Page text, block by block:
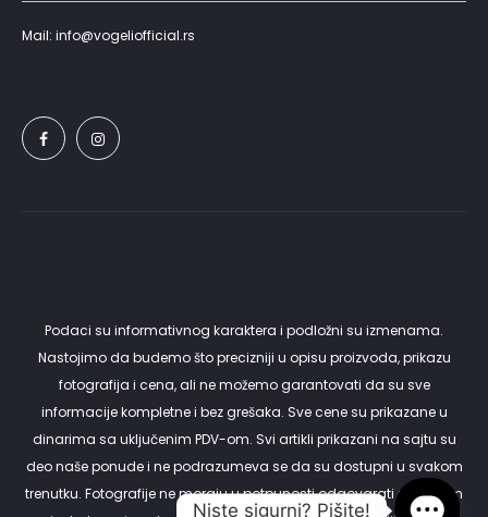
Mail: info@vogeliofficial.rs
Podaci su informativnog karaktera i podložni su izmenama.
Nastojimo da budemo što precizniji u opisu proizvoda, prikazu
fotografija i cena, ali ne možemo garantovati da su sve
informacije kompletne i bez grešaka. Sve cene su prikazane u
dinarima sa uključenim PDV-om. Svi artikli prikazani na sajtu su
deo naše ponude i ne podrazumeva se da su dostupni u svakom
trenutku. Fotografije ne moraju u potpunosti odgovarati stvarnom
Niste sigurni? Pišite!